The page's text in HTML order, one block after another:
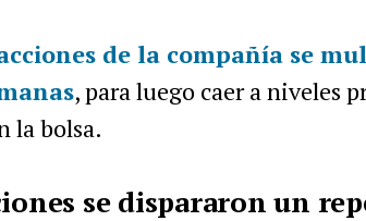
de la compañía se
, para luego caer a niveles
la bolsa.
se dispararon un